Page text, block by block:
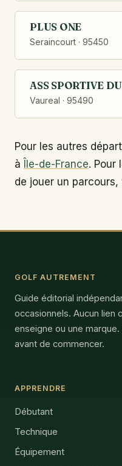
PLUS ONE
Seraincourt · 95450
ASS SPORTIVE
Vaureal · 95490
Pour les autres
à Île-de-France. Pour
de jouer un parcours,
GOLF AUTREMENT
Guide éditorial
occasionnels. Aucun lien
enseigne ou une
avant de commencer.
APPRENDRE
Débutant
Technique
Équipement